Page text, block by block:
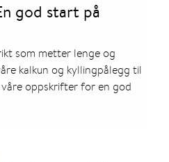
god start på
som metter lenge og
kalkun og kyllingpålegg til
oppskrifter for en god